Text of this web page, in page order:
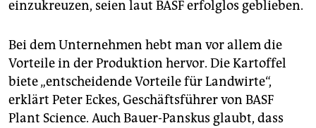
einzukreuzen, seien laut BASF erfolglos geblieben.
Bei dem Unternehmen hebt man vor allem die
Vorteile in der Produktion hervor. Die Kartoffel
biete „entscheidende Vorteile für Landwirte“,
erklärt Peter Eckes, Geschäftsführer von BASF
Plant Science. Auch Bauer-Panskus glaubt, dass